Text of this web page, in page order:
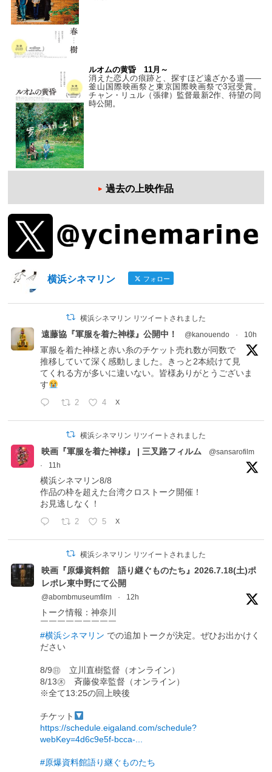
ルオムの黄昏 11月～
消えた恋人の痕跡と、探すほど遠ざかる道——
釜山国際映画祭と東京国際映画祭で3冠受賞。
チャン・リュル（張律）監督最新2作、待望の同
時公開。
過去の上映作品
横浜シネマリン フォロー
横浜シネマリン リツイートされました
遠藤協『軍服を着た神様』公開中！ @kanouendo · 10h
軍服を着た神様と赤い糸のチケット売れ数が同数で
推移していて深く感動しました。きっと2本続けて見
てくれる方が多いに違いない。皆様ありがとうございま
す
2 4 X
横浜シネマリン リツイートされました
映画『軍服を着た神様』 | 三叉路フィルム
@sansarofilm
·
11h
横浜シネマリン8/8
作品の枠を超えた台湾クロストーク開催！
お見逃しなく！
2 5 X
横浜シネマリン リツイートされました
映画『原爆資料館 語り継ぐものたち』2026.7.18(土)ポ
レポレ東中野にて公開
@abombmuseumfilm · 12h
トーク情報：神奈川
￣￣￣￣￣￣￣￣￣
#横浜シネマリン での追加トークが決定。ぜひお出かけく
ださい
8/9㊐ 立川直樹監督（オンライン）
8/13㊍ 斉藤俊幸監督（オンライン）
※全て13:25の回上映後
チケット
https://schedule.eigaland.com/schedule?
webKey=4d6c9e5f-bcca-...
#原爆資料館語り継ぐものたち